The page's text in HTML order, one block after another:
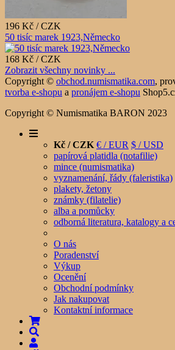
196 Kč / CZK
50 tisíc marek 1923,Německo
168 Kč / CZK
Zobrazit všechny novinky ...
Copyright © obchod.numismatika.com,
tvorba e-shopu a pronájem e-shopu
Copyright © Numismatika BARON 2023
Kč / CZK € / EUR $ / USD
papírová platidla (notafilie)
mince (numismatika)
vyznamenání, řády (faleristika)
plakety, žetony
známky (filatelie)
alba a pomůcky
odborná literatura, katalogy a
O nás
Poradenství
Výkup
Ocenění
Obchodní podmínky
Jak nakupovat
Kontaktní informace